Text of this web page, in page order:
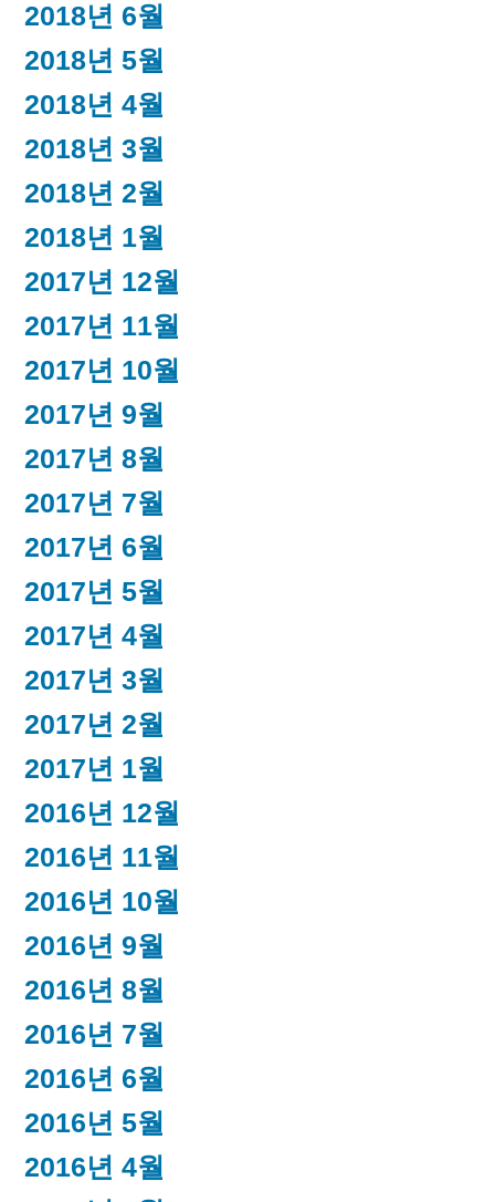
2018년 6월
2018년 5월
2018년 4월
2018년 3월
2018년 2월
2018년 1월
2017년 12월
2017년 11월
2017년 10월
2017년 9월
2017년 8월
2017년 7월
2017년 6월
2017년 5월
2017년 4월
2017년 3월
2017년 2월
2017년 1월
2016년 12월
2016년 11월
2016년 10월
2016년 9월
2016년 8월
2016년 7월
2016년 6월
2016년 5월
2016년 4월